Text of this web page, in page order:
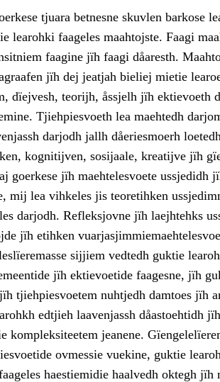
tjuara betnesne skuvlen barkose
learohki faageles maahtojste. Faagi
faagine jïh faagi dåaresth.
jïh dej jeatjah bieliej mietie
dïejvesh, teorijh, åssjelh jïh ektievoeth
Tjiehpiesvoeth lea maehtedh
darjodh jallh dåeriesmoerh
kognitijven, sosijaale, kreatijve jïh
goerkese jïh maehtelesvoete ussjedidh
mij lea vihkeles jis teoretihken
darjodh. Refleksjovne jïh laejhtehks
jïh etihken
sijjiem vedtedh guktie
jïh ektievoetide faagesne, jïh
tjiehpiesvoetem nuhtjedh damtoes jïh
edtjieh laavenjassh dåastoehtidh
kompleksiteetem jeanene.
ovmessie vuekine, guktie
haestiemidie haalvedh oktegh